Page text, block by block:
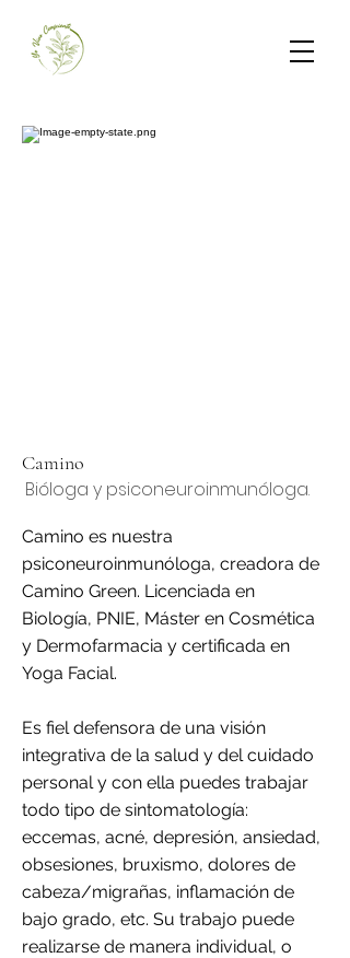
Camino
Bióloga y psiconeuroinmunóloga.
Camino es nuestra
psiconeuroinmunóloga, creadora de
Camino Green. Licenciada en
Biología, PNIE, Máster en Cosmética
y Dermofarmacia y certificada en
Yoga Facial.
Es fiel defensora de una visión
integrativa de la salud y del cuidado
personal y con ella puedes trabajar
todo tipo de sintomatología:
eccemas, acné, depresión, ansiedad,
obsesiones, bruxismo, dolores de
cabeza/migrañas, inflamación de
bajo grado, etc. Su trabajo puede
realizarse de manera individual, o